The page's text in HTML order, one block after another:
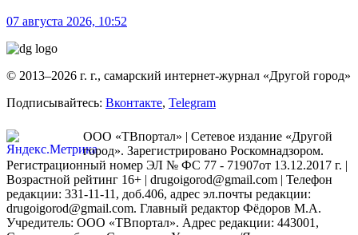
07 августа 2026, 10:52
© 2013–2026 г. г., самарский интернет-журнал «Другой город»
Подписывайтесь: Вконтакте, Telegram
ООО «ТВпортал» | Сетевое издание «Другой
город». Зарегистрировано Роскомнадзором.
Регистрационный номер ЭЛ № ФС 77 - 71907от 13.12.2017 г. |
Возрастной рейтинг 16+ | drugoigorod@gmail.com | Телефон
редакции: 331-11-11, доб.406, адрес эл.почты редакции:
drugoigorod@gmail.com. Главный редактор Фёдоров М.А.
Учредитель: ООО «ТВпортал». Адрес редакции: 443001,